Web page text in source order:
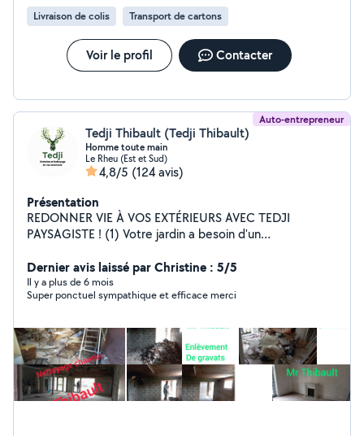
Livraison de colis Transport de cartons
Voir le profil Contacter
Auto-entrepreneur
Tedji Thibault (Tedji Thibault)
Homme toute main
Le Rheu (Est et Sud)
4,8/5 (124 avis)
Présentation
REDONNER VIE À VOS EXTÉRIEURS AVEC TEDJI
PAYSAGISTE ! (1) Votre jardin a besoin d'un
votre service pour transformer et assainir vos espaces
verts. (2) NOS INTERVENTIONS CLÉS : Taille de
précision : haies, arbustes et taille spécifique d'arbres
sécurisation de vos arbres. (4) Ramassage des feuilles
tomber au sol en automne passage du souffleur.
nettoyage de vos gouttières (5) ASSAINISSEMENT :
traitement de tout support contaminé et envahi par les
végétaux parasite mousses lichen pollution
Dernier avis laissé par Christine : 5/5
Il y a plus de 6 mois
Super ponctuel sympathique et efficace merci